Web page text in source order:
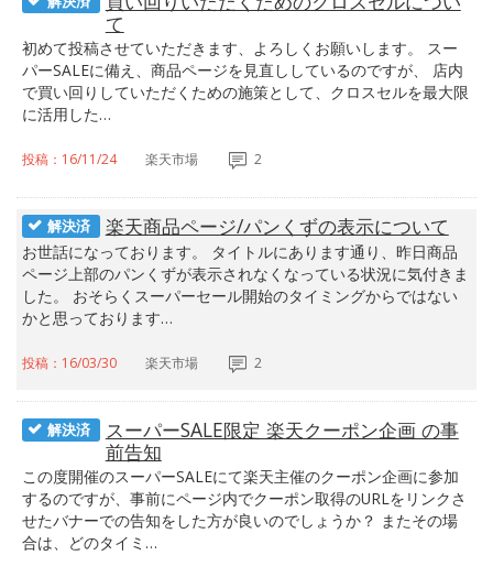
て
初めて投稿させていただきます、よろしくお願いします。 スー
パーSALEに備え、商品ページを見直ししているのですが、 店内
で買い回りしていただくための施策として、クロスセルを最大限
に活用した…
投稿：16/11/24 楽天市場 2
解決済 楽天商品ページ/パンくずの表示について
お世話になっております。 タイトルにあります通り、昨日商品
ページ上部のパンくずが表示されなくなっている状況に気付きま
した。 おそらくスーパーセール開始のタイミングからではない
かと思っております…
投稿：16/03/30 楽天市場 2
解決済
スーパーSALE限定 楽天クーポン企画 の事
前告知
この度開催のスーパーSALEにて楽天主催のクーポン企画に参加
するのですが、事前にページ内でクーポン取得のURLをリンクさ
せたバナーでの告知をした方が良いのでしょうか？ またその場
合は、どのタイミ…